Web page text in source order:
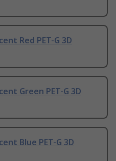
Red PET-G 3D
Green PET-G 3D
Blue PET-G 3D